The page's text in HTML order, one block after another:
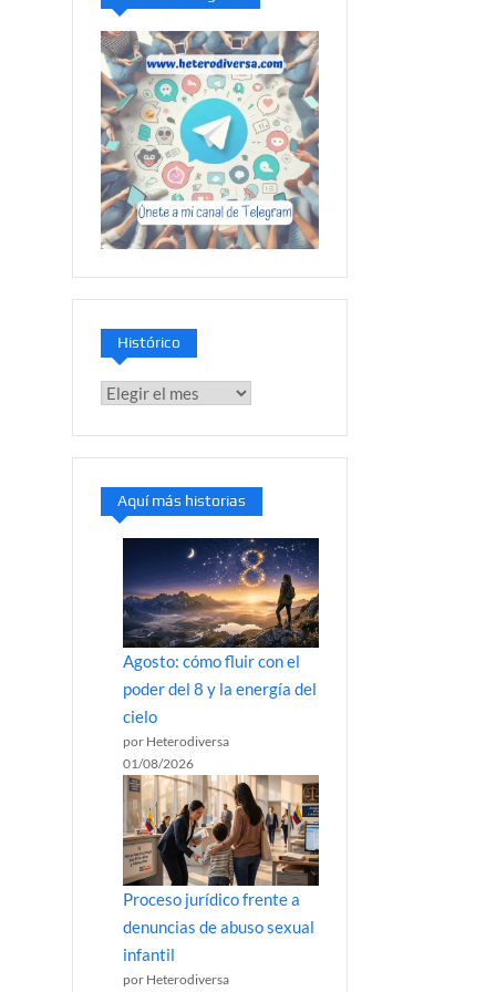
Histórico
Aquí más historias
Agosto: cómo fluir con el
poder del 8 y la energía del
cielo
por Heterodiversa
01/08/2026
Proceso jurídico frente a
denuncias de abuso sexual
infantil
por Heterodiversa